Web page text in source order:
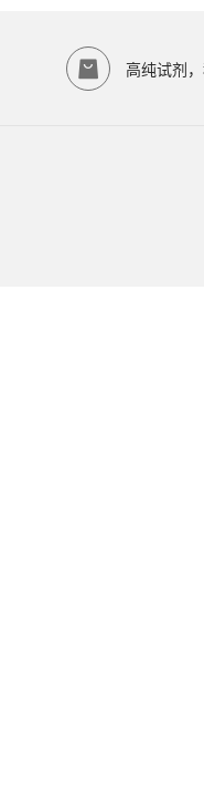
本品含有乙醇成分，易挥发
温避光保存 12个月；4℃
高纯试剂